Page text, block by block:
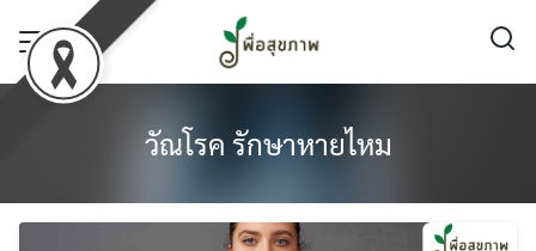
content
วัณโรค รักษาหายไหม